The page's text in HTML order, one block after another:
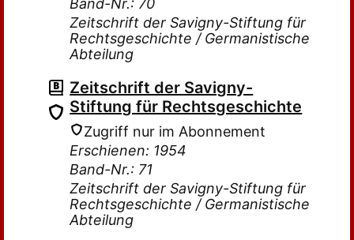
Band-Nr.: 70
Zeitschrift der Savigny-Stiftung für
Rechtsgeschichte / Germanistische
Abteilung
Zeitschrift der Savigny-
Stiftung für Rechtsgeschichte
Zugriff nur im Abonnement
Erschienen: 1954
Band-Nr.: 71
Zeitschrift der Savigny-Stiftung für
Rechtsgeschichte / Germanistische
Abteilung